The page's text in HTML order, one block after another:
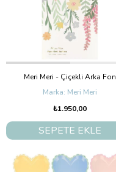
Meri Meri - Çiçekli Arka Fon
Meri Meri
₺1.950,00
SEPETE EKLE